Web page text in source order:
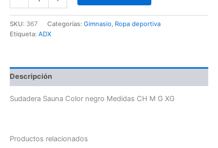
SKU: 367 Categorías: Gimnasio, Ropa deportiva
Etiqueta: ADX
Descripción
Sudadera Sauna Color negro Medidas CH M G XG
Productos relacionados